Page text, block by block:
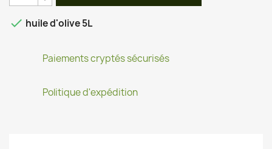
 huile d'olive 5L
Paiements cryptés sécurisés
Politique d'expédition